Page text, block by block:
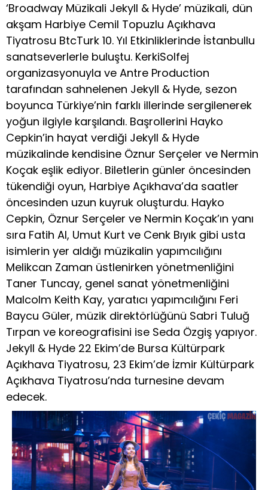
‘Broadway Müzikali Jekyll & Hyde’ müzikali, dün
akşam Harbiye Cemil Topuzlu Açıkhava
Tiyatrosu BtcTurk 10. Yıl Etkinliklerinde İstanbullu
sanatseverlerle buluştu. KerkiSolfej
organizasyonuyla ve Antre Production
tarafından sahnelenen Jekyll & Hyde, sezon
boyunca Türkiye’nin farklı illerinde sergilenerek
yoğun ilgiyle karşılandı. Başrollerini Hayko
Cepkin’in hayat verdiği Jekyll & Hyde
müzikalinde kendisine Öznur Serçeler ve Nermin
Koçak eşlik ediyor. Biletlerin günler öncesinden
tükendiği oyun, Harbiye Açıkhava’da saatler
öncesinden uzun kuyruk oluşturdu. Hayko
Cepkin, Öznur Serçeler ve Nermin Koçak’ın yanı
sıra Fatih Al, Umut Kurt ve Cenk Bıyık gibi usta
isimlerin yer aldığı müzikalin yapımcılığını
Melikcan Zaman üstlenirken yönetmenliğini
Taner Tuncay, genel sanat yönetmenliğini
Malcolm Keith Kay, yaratıcı yapımcılığını Feri
Baycu Güler, müzik direktörlüğünü Sabri Tuluğ
Tırpan ve koreografisini ise Seda Özgiş yapıyor.
Jekyll & Hyde 22 Ekim’de Bursa Kültürpark
Açıkhava Tiyatrosu, 23 Ekim’de İzmir Kültürpark
Açıkhava Tiyatrosu’nda turnesine devam
edecek.